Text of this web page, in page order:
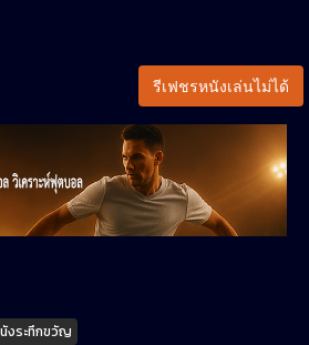
รีเฟชรหนังเล่นไม่ได้
งระทึกขวัญ